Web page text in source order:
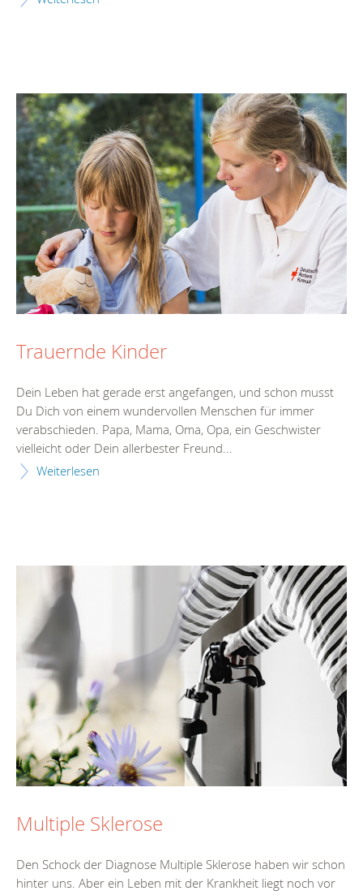
Trauernde Kinder
Dein Leben hat gerade erst angefangen, und schon musst
Du Dich von einem wundervollen Menschen für immer
verabschieden. Papa, Mama, Oma, Opa, ein Geschwister
vielleicht oder Dein allerbester Freund...
Weiterlesen
Multiple Sklerose
Den Schock der Diagnose Multiple Sklerose haben wir schon
hinter uns. Aber ein Leben mit der Krankheit liegt noch vor